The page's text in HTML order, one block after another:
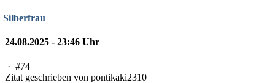
Silberfrau
24.08.2025 - 23:46 Uhr
· #74
Zitat geschrieben von pontikaki2310